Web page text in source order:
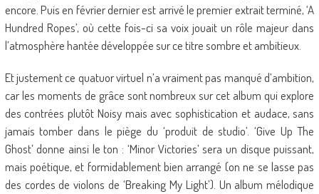
encore. Puis en février dernier est arrivé le premier extrait terminé, ‘A
Hundred Ropes’, où cette fois-ci sa voix jouait un rôle majeur dans
l’atmosphère hantée développée sur ce titre sombre et ambitieux.
Et justement ce quatuor virtuel n’a vraiment pas manqué d’ambition,
car les moments de grâce sont nombreux sur cet album qui explore
des contrées plutôt Noisy mais avec sophistication et audace, sans
jamais tomber dans le piège du ‘produit de studio’. ‘Give Up The
Ghost’ donne ainsi le ton : ‘Minor Victories’ sera un disque puissant,
mais poétique, et formidablement bien arrangé (on ne se lasse pas
des cordes de violons de ‘Breaking My Light’). Un album mélodique